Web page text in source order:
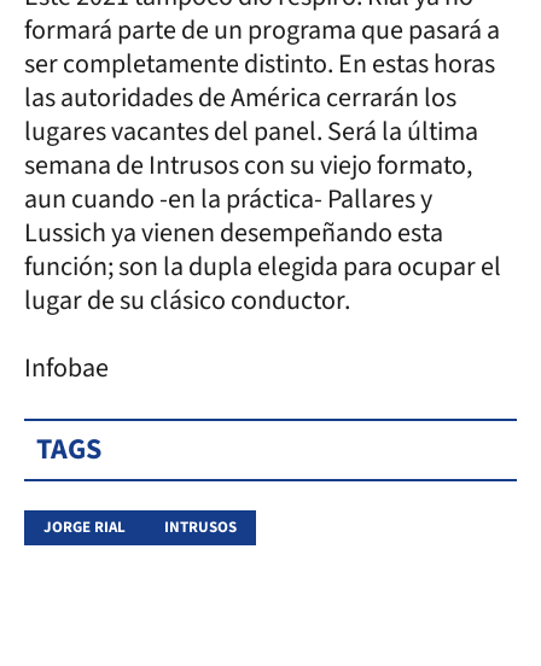
formará parte de un programa que pasará a
ser completamente distinto. En estas horas
las autoridades de América cerrarán los
lugares vacantes del panel. Será la última
semana de Intrusos con su viejo formato,
aun cuando -en la práctica- Pallares y
Lussich ya vienen desempeñando esta
función; son la dupla elegida para ocupar el
lugar de su clásico conductor.
Infobae
TAGS
JORGE RIAL INTRUSOS